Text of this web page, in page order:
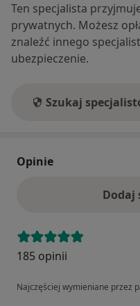
Ten specjalista
prywatnych. Możesz
znaleźć innego
ubezpieczenie.
Szukaj
Opinie
Dodaj
185 opinii
Najczęściej wymieniane przez